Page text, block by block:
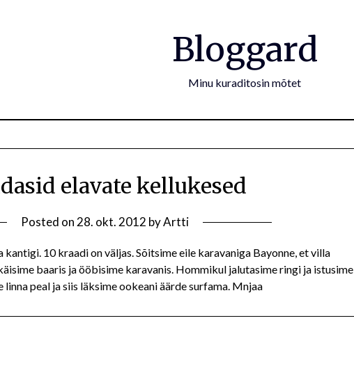
Bloggard
Minu kuraditosin mõtet
elavate kellukesed
Posted on 28. okt. 2012 byArtti
kantigi. 10 kraadi on väljas. Sõitsime eile karavaniga Bayonne, et villa
baaris ja ööbisime karavanis. Hommikul jalutasime ringi ja istusime
peal ja siis läksime ookeani äärde surfama. Mnjaa